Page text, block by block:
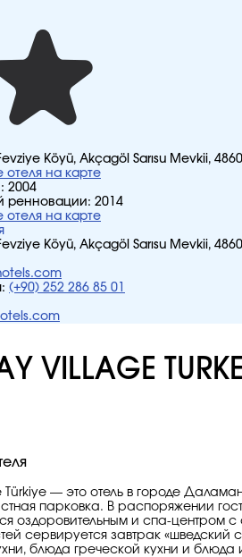
Köyü, Akçagöl Sarısu Mevkii,
отеля на карте
2004
ренновации: 2014
отеля на карте
Köyü, Akçagöl Sarısu Mevkii,
(+90) 252 286 85 01
VILLAGE
— это отель в городе
парковка. В распоряжении
оздоровительным и спа-
сервируется завтрак «шведский
блюда греческой кухни и блюда